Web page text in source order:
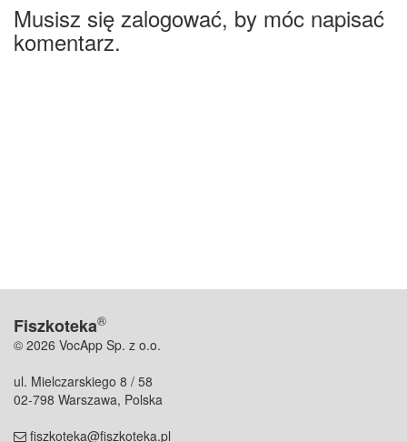
Musisz się zalogować, by móc napisać
komentarz.
Fiszkoteka®
© 2026 VocApp Sp. z o.o.
ul. Mielczarskiego 8 / 58
02-798 Warszawa, Polska
fiszkoteka@fiszkoteka.pl